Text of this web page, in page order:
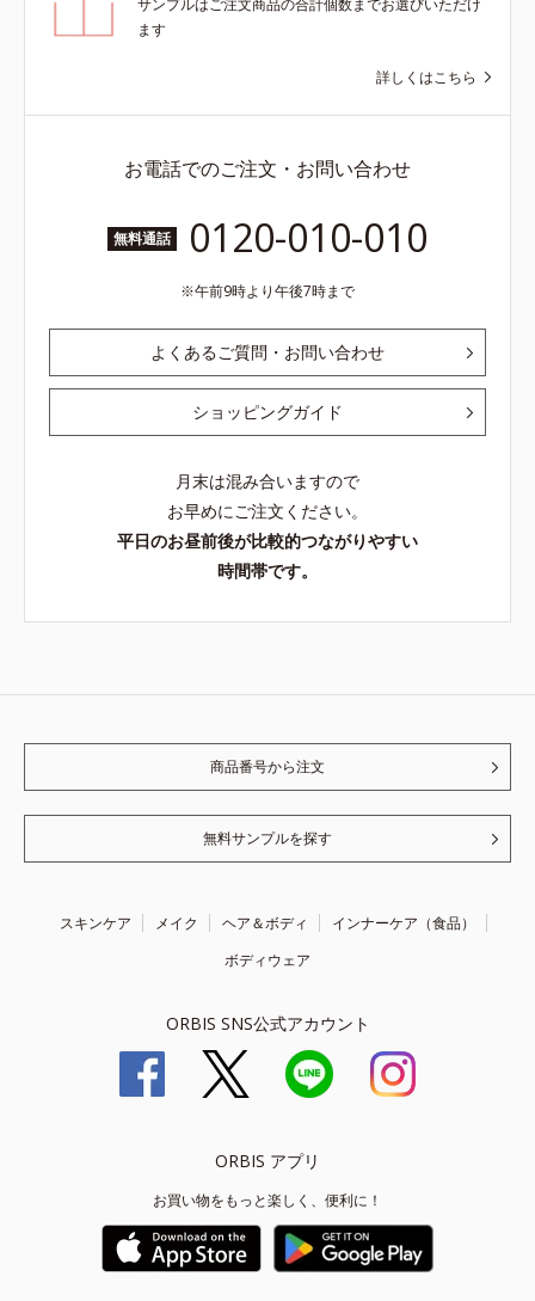
サンプルはご注文商品の合計個数までお選びいただけ
ます
詳しくはこちら
お電話でのご注文・お問い合わせ
無料通話 0120-010-010
午前9時より午後7時まで
よくあるご質問・お問い合わせ
ショッピングガイド
月末は混み合いますので
お早めにご注文ください。
平日のお昼前後が比較的つながりやすい
時間帯です。
商品番号から注文
無料サンプルを探す
スキンケア メイク ヘア＆ボディ
インナーケア（食品）
ボディウェア
ORBIS SNS公式アカウント
ORBIS アプリ
お買い物をもっと楽しく、便利に！